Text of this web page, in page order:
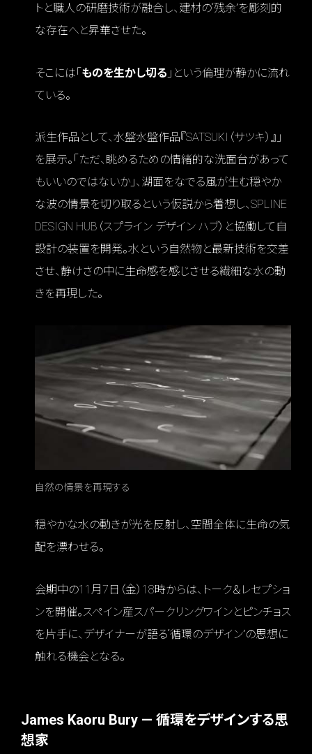
トと職人の研磨技術が融合し、建材の“残余”を彫刻的
な存在へと昇華させた。
そこには「 ものを生かし切る 」という倫理が静かに流れ
ている。
派生作品として、水盤水盤作品『SATSUKI（サツキ）』」
を展示。「ただ、眺めるための情緒的な洗面台があって
もいいのではないか」、湖面をなでる風が生む穏やか
な波の情景を切り取るという仮説から着想し、SPLINE
DESIGN HUB（スプライン デザイン ハブ）と協働して自
設計の装置を開発。水という自然物と最新技術を交差
させ、静けさの中に生命感を感じさせる繊細な水の動
きを再現した。
自然の情景を再現する
穏やかな水の動きが光を反射し、空間全体に生命の気
配を漂わせる。
会期中の11月7日（金）18時からは、トーク＆レセプショ
ンを開催。スペイン産スパークリングワインとピンチョス
を片手に、デザイナーが語る“循環のデザイン”の思想に
触れる機会となる。
James Kaoru Bury — 循環をデザインする思
想家